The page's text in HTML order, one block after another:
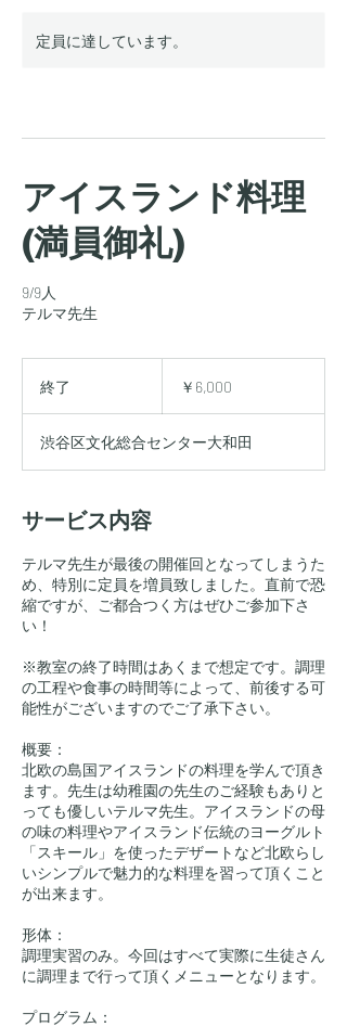
定員に達しています。
アイスランド料理
(満員御礼)
9/9人
テルマ先生
終了 ￥6,000
渋谷区文化総合センター大和田
サービス内容
テルマ先生が最後の開催回となってしまうた
め、特別に定員を増員致しました。直前で恐
縮ですが、ご都合つく方はぜひご参加下さ
い！
※教室の終了時間はあくまで想定です。調理
の工程や食事の時間等によって、前後する可
能性がございますのでご了承下さい。
概要：
北欧の島国アイスランドの料理を学んで頂き
ます。先生は幼稚園の先生のご経験もありと
っても優しいテルマ先生。アイスランドの母
の味の料理やアイスランド伝統のヨーグルト
「スキール」を使ったデザートなど北欧らし
いシンプルで魅力的な料理を習って頂くこと
が出来ます。
形体：
調理実習のみ。今回はすべて実際に生徒さん
に調理まで行って頂くメニューとなります。
プログラム：